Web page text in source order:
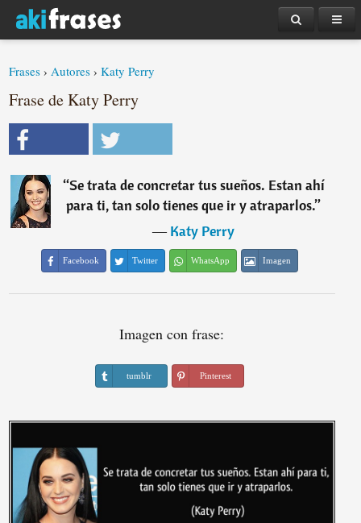
Frases ›Autores ›Katy Perry
Frase de Katy Perry
“Se trata de concretar tus sueños. Estan ahí
para ti, tan solo tienes que ir y atraparlos.”
―Katy Perry
Facebook Twitter WhatsApp Imagen
Imagen con frase:
tumblr Pinterest